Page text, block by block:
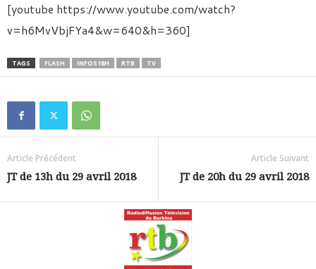
[youtube https://www.youtube.com/watch?
v=h6MvVbjFYa4&w=640&h=360]
TAGS FLASH INFOS18H RTB TV
Article Précédent
JT de 13h du 29 avril 2018
Article Suivant
JT de 20h du 29 avril 2018